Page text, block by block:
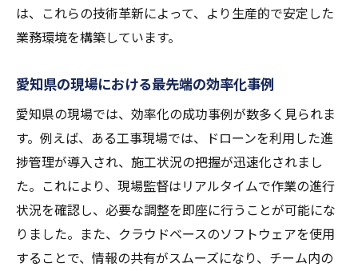
は、これらの技術革新によって、より生産的で安定した
業務環境を構築しています。
愛知県の現場における最先端の効率化事例
愛知県の現場では、効率化の成功事例が数多く見られま
す。例えば、ある工事現場では、ドローンを利用した進
捗管理が導入され、施工状況の把握が迅速化されまし
た。これにより、現場監督はリアルタイムで作業の進行
状況を確認し、必要な調整を即座に行うことが可能にな
りました。また、クラウドベースのソフトウェアを使用
することで、情報の共有がスムーズになり、チーム内の